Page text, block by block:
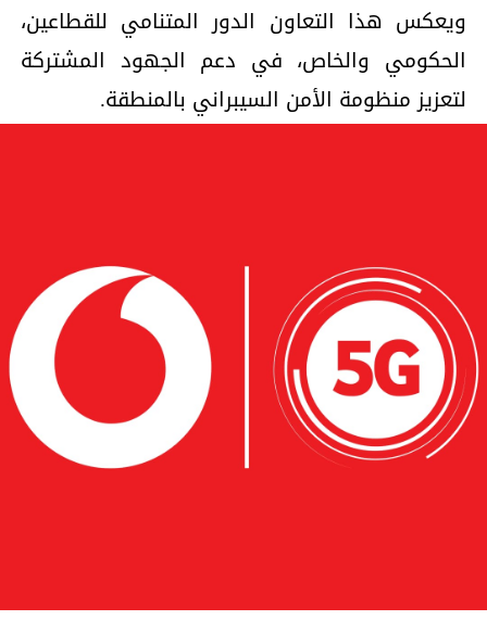
ويعكس هذا التعاون الدور المتنامي للقطاعين،
الحكومي والخاص، في دعم الجهود المشتركة
لتعزيز منظومة الأمن السيبراني بالمنطقة.